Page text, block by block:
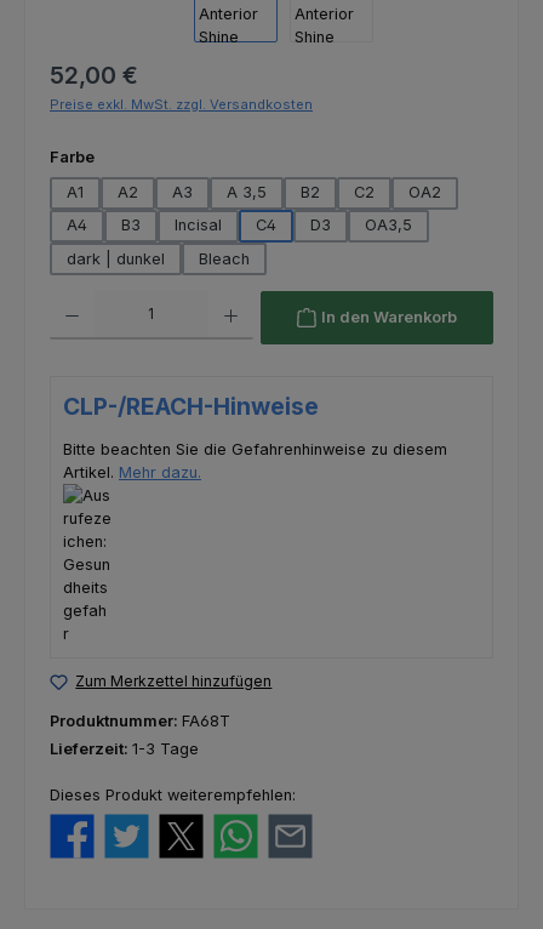
Regulärer Preis:
52,00 €
Preise exkl. MwSt. zzgl. Versandkosten
Farbeauswählen
A1
A2 A3 A 3,5 B2 C2
OA2
A4
B3 Incisal C4 D3
OA3,5
dark | dunkel
Bleach
In den Warenkorb
CLP-/REACH-Hinweise
Bitte beachten Sie die Gefahrenhinweise zu diesem
Artikel. Mehr dazu.
Zum Merkzettel hinzufügen
Produktnummer: FA68T
Lieferzeit: 1-3 Tage
Dieses Produkt weiterempfehlen: